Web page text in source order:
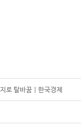
로 탈바꿈 | 한국경제